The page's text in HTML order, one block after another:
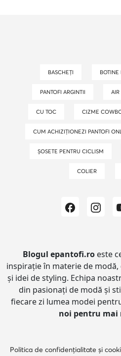
BASCHEȚI
PANTOFI ARGINTII
CU TOC CIZME
CUM ACHIZIȚIONEZI PANTOFI
ȘOSETE PENTRU CICLISM
COLIER
Blogul epantofi.ro este
inspirație în materie de
și idei de styling. Echipa
din pasionați de modă și
fiecare zi lumea modei
noi pentru
Politica de confidențialitate și